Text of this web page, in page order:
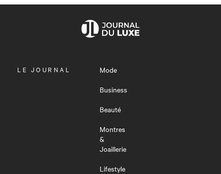
OUVRIR
LE JOURNAL
Mode
Business
Beauté
Montres
&
Joaillerie
Lifestyle